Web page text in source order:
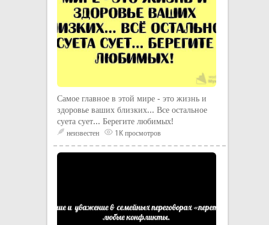
Самое главное в этой мире - это жизнь и
здоровье ваших близких... Все остальное
суета сует... Берегите любимых!
неизвестен 1K просмотров